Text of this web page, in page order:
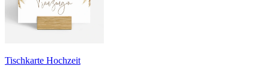
Tischkarte Hochzeit